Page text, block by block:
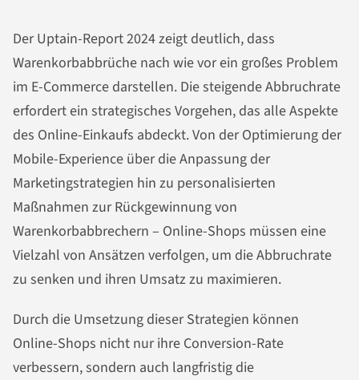
Der Uptain-Report 2024 zeigt deutlich, dass
Warenkorbabbrüche nach wie vor ein großes Problem
im E-Commerce darstellen. Die steigende Abbruchrate
erfordert ein strategisches Vorgehen, das alle Aspekte
des Online-Einkaufs abdeckt. Von der Optimierung der
Mobile-Experience über die Anpassung der
Marketingstrategien hin zu personalisierten
Maßnahmen zur Rückgewinnung von
Warenkorbabbrechern – Online-Shops müssen eine
Vielzahl von Ansätzen verfolgen, um die Abbruchrate
zu senken und ihren Umsatz zu maximieren.
Durch die Umsetzung dieser Strategien können
Online-Shops nicht nur ihre Conversion-Rate
verbessern, sondern auch langfristig die